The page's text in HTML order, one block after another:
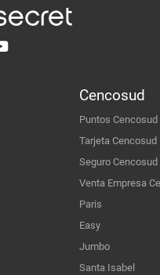
Cencosud
Puntos Cencosud
Tarjeta Cencosud
Seguro Cencosud
Venta Empresa
Paris
Easy
Jumbo
Santa Isabel